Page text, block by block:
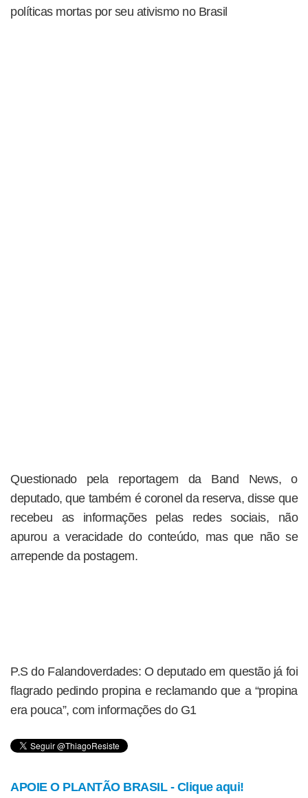
políticas mortas por seu ativismo no Brasil
Questionado pela reportagem da Band News, o
deputado, que também é coronel da reserva, disse que
recebeu as informações pelas redes sociais, não
apurou a veracidade do conteúdo, mas que não se
arrepende da postagem.
P.S do Falandoverdades: O deputado em questão já foi
flagrado pedindo propina e reclamando que a “propina
era pouca”, com informações do G1
APOIE O PLANTÃO BRASIL - Clique aqui!